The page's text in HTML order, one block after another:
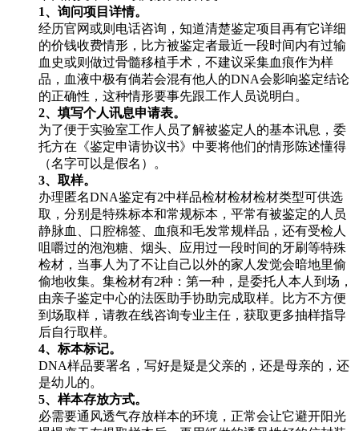
1、询问项目详情。
经历官网或则电话咨询，知道清楚鉴定项目再有它详细
的价钱收费情形，比方被鉴定者最近一段时间内有过输
血史或则做过骨髓移植手术，不建议采集血痕作为样
品，血液中极有倘若会混有他人的DNA会影响鉴定结论
的正确性，这种情形要事先跟工作人员说明白。
2、填写个人讯息申请表。
为了便于实验室工作人员了解被鉴定人的基本讯息，委
托方在《鉴定申请协议书》中要将他们的情形陈述懂得
（名字可以是假名）。
3、取样。
办理匿名DNA鉴定有2中样品检材检材检材类型可供选
取，分别是特殊标本和常规标本，平常有被鉴定的人员
静脉血、口腔棉签、血痕和毛发常规样品，还有受检人
咀嚼过的泡泡糖、烟头、应用过一段时间的牙刷等特殊
检材，当事人为了不让自己以外的家人发觉会暗地里偷
偷地收集。集检材有2种：第一种，是委托人本人到场，
由亲子鉴定中心的法医助手协助完成取样。比方不方便
到场取样，请教在线咨询专业主任，获取更多抽样指导
后自行取样。
4、标本标记。
DNA样品要署名，写好是疑是父亲的，还是母亲的，还
是幼儿的。
5、样本存放方式。
必需要通风透气存放样本的环境，正常会让它避开阳光